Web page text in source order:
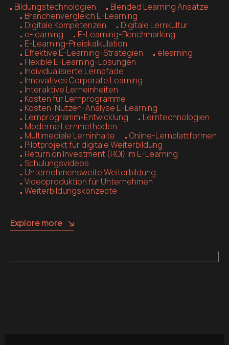
Bildungstechnologien
Blended Learning Ansätze
Branchenvergleich E-Learning
Digitale Kompetenzen
Digitale Lernkultur
e-learning
E-Learning-Benchmarking
E-Learning-Preiskalkulation
Effektive E-Learning-Strategien
elearning
Flexible E-Learning-Lösungen
Individualisierte Lernpfade
Innovatives Corporate Learning
Interaktive Lerneinheiten
Kosten für Lernprogramme
Kosten-Nutzen-Analyse E-Learning
Lernprogramm-Entwicklung
Lerntechnologien
Moderne Lernmethoden
Multimediale Lerninhalte
Online-Lernplattformen
Pilotprojekt für digitale Weiterbildung
Return on Investment (ROI) im E-Learning
Schulungsvideos
Unternehmensweite Weiterbildung
Videoproduktion für Unternehmen
Weiterbildungskonzepte
Explore more